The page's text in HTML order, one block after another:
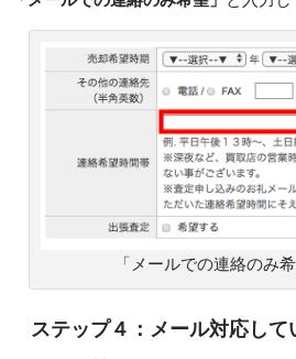
「メールでの連絡のみ
ステップ４：メール対応して